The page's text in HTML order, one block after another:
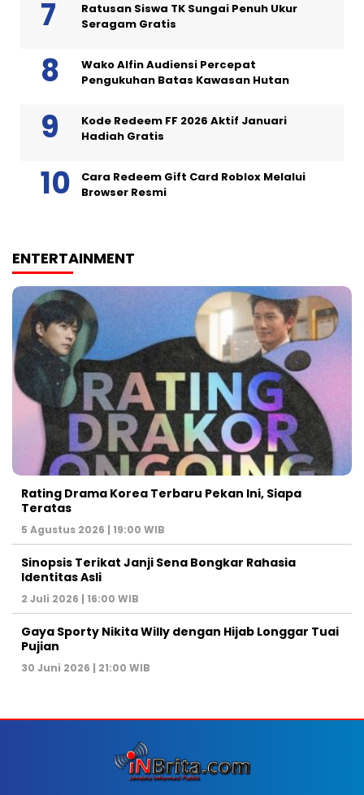
Ratusan Siswa TK Sungai Penuh Ukur
Seragam Gratis
Wako Alfin Audiensi Percepat
Pengukuhan Batas Kawasan Hutan
Kode Redeem FF 2026 Aktif Januari
Hadiah Gratis
Cara Redeem Gift Card Roblox Melalui
Browser Resmi
ENTERTAINMENT
Rating Drama Korea Terbaru Pekan Ini, Siapa
Teratas
5 Agustus 2026 | 19:00 WIB
Sinopsis Terikat Janji Sena Bongkar Rahasia
Identitas Asli
2 Juli 2026 | 16:00 WIB
Gaya Sporty Nikita Willy dengan Hijab Longgar Tuai
Pujian
30 Juni 2026 | 21:00 WIB